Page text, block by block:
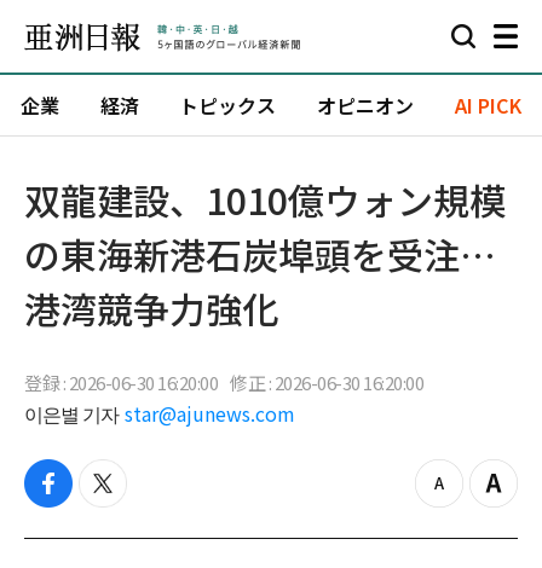
企業 経済 トピックス オピニオン AI PICK
双龍建設、1010億ウォン規模
の東海新港石炭埠頭を受注…
港湾競争力強化
登録 : 2026-06-30 16:20:00 修正 : 2026-06-30 16:20:00
이은별 기자 star@ajunews.com
f
c
t
i
z
o
Z
o